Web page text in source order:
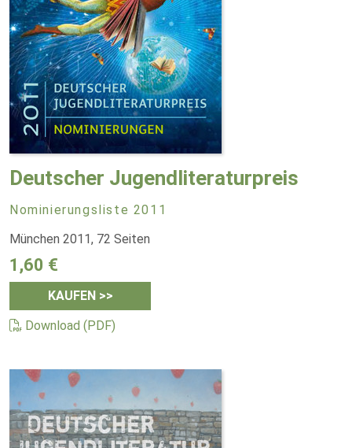
Deutscher Jugendliteraturpreis
Nominierungsliste 2011
München 2011, 72 Seiten
1,60 €
KAUFEN >>
Download (PDF)